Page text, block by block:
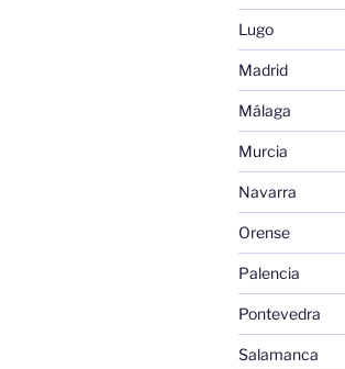
Lugo
Madrid
Málaga
Murcia
Navarra
Orense
Palencia
Pontevedra
Salamanca